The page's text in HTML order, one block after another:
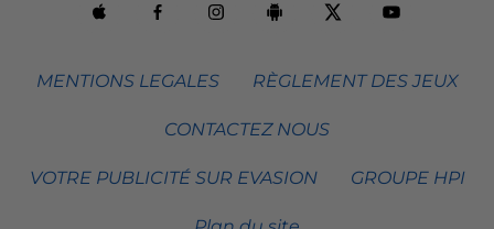
MENTIONS LEGALES RÈGLEMENT DES JEUX
CONTACTEZ NOUS
VOTRE PUBLICITÉ SUR EVASION GROUPE HPI